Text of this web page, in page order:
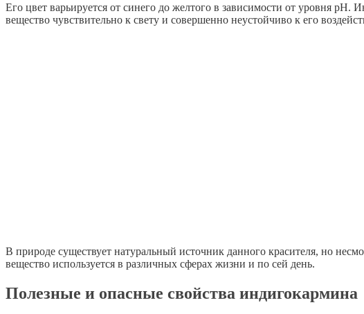
Его цвет варьируется от синего до желтого в зависимости от уровня рН.
вещество чувствительно к свету и совершенно неустойчиво к его
В природе существует натуральный источник данного красителя, но
вещество используется в различных сферах жизни и по сей день.
Полезные и опасные свойства индигокармина